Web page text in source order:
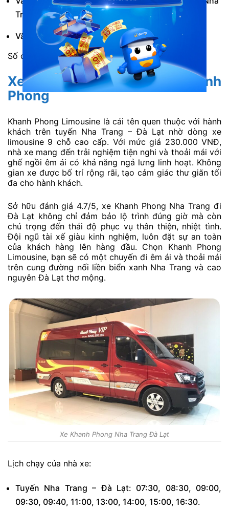
Trang, Khánh Hòa.
Văn phòng Đà Lạt: 79 Trần Lê, Đà Lạt, Lâm Đồng.
Số điện thoại đặt vé: 1900 88 86 84.
Xe Nha Trang đi Đà Lạt Khanh
Phong
Khanh Phong Limousine là cái tên quen thuộc với hành
khách trên tuyến Nha Trang – Đà Lạt nhờ dòng xe
limousine 9 chỗ cao cấp. Với mức giá 230.000 VNĐ,
nhà xe mang đến trải nghiệm tiện nghi và thoải mái với
ghế ngồi êm ái có khả năng ngả lưng linh hoạt. Không
gian xe được bố trí rộng rãi, tạo cảm giác thư giãn tối
đa cho hành khách.
Sở hữu đánh giá 4.7/5, xe Khanh Phong Nha Trang đi
Đà Lạt không chỉ đảm bảo lộ trình đúng giờ mà còn
chú trọng đến thái độ phục vụ thân thiện, nhiệt tình.
Đội ngũ tài xế giàu kinh nghiệm, luôn đặt sự an toàn
của khách hàng lên hàng đầu. Chọn Khanh Phong
Limousine, bạn sẽ có một chuyến đi êm ái và thoải mái
trên cung đường nối liền biển xanh Nha Trang và cao
nguyên Đà Lạt thơ mộng.
Xe Khanh Phong Nha Trang Đà Lạt
Lịch chạy của nhà xe:
Tuyến Nha Trang – Đà Lạt: 07:30, 08:30, 09:00,
09:30, 09:40, 11:00, 13:00, 14:00, 15:00, 16:30.